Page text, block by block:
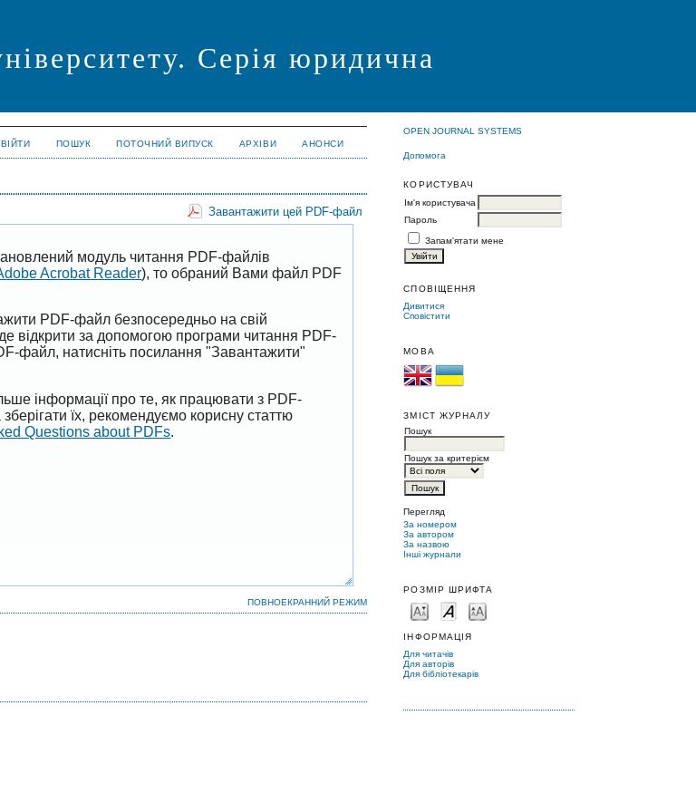
Серія юридична
OPEN JOURNAL SYSTEMS
Допомога
КОРИСТУВАЧ
Ім'я користувача
Пароль
Запам'ятати мене
СПОВІЩЕННЯ
Дивитися
Сповістити
МОВА
ЗМІСТ ЖУРНАЛУ
Пошук
Пошук за критерієм
Перегляд
За номером
За автором
За назвою
Інші журнали
РОЗМІР ШРИФТА
ІНФОРМАЦІЯ
Для читачів
Для авторів
Для бібліотекарів
ПОШУК ПОТОЧНИЙ ВИПУСК АРХІВИ АНОНСИ
Завантажити цей PDF-файл
модуль читання PDF-файлів
Acrobat Reader), то обраний Вами файл PDF
PDF-файл безпосередньо на свій
відкрити за допомогою програми читання PDF-
файл, натисніть посилання "Завантажити"
інформації про те, як працювати з PDF-
їх, рекомендуємо корисну статтю
Questions about PDFs.
ПОВНОЕКРАННИЙ РЕЖИМ